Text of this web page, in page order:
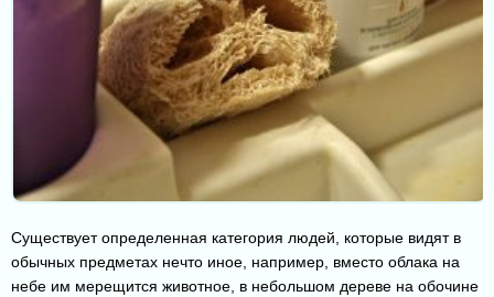
Существует определенная категория людей, которые видят в
обычных предметах нечто иное, например, вместо облака на
небе им мерещится животное, в небольшом дереве на обочине